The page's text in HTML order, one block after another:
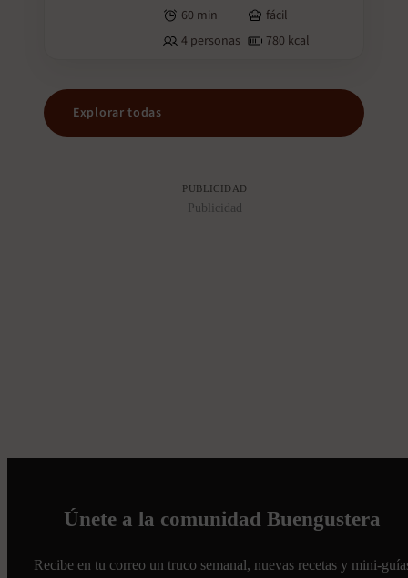
60 min
fácil
4 personas
780 kcal
Explorar todas
PUBLICIDAD
Publicidad
Únete a la comunidad Buengustera
Recibe en tu correo un truco semanal, nuevas recetas y mini-